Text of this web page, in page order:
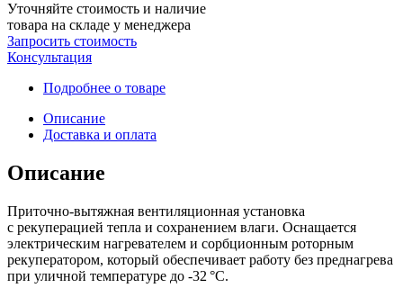
Уточняйте стоимость и наличие
товара на складе у менеджера
Запросить стоимость
Консультация
Подробнее о товаре
Описание
Доставка и оплата
Описание
Приточно-вытяжная вентиляционная установка
с рекуперацией тепла и сохранением влаги. Оснащается
электрическим нагревателем и сорбционным роторным
рекуператором, который обеспечивает работу без преднагрева
при уличной температуре до -32 °C.